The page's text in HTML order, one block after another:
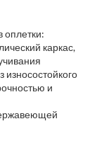
оплетки:
каркас,
и